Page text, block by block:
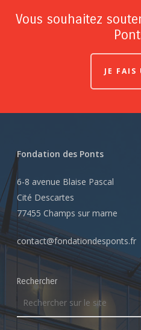
Vous souhaitez
JE FAIS
Fondation des Ponts
6-8 avenue Blaise Pascal
Cité Descartes
77455 Champs sur marne
contact@fondationdesponts.fr
Rechercher